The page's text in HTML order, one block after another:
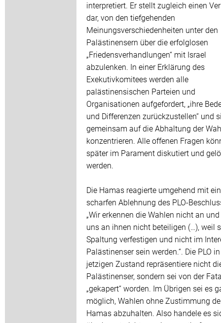
interpretiert. Er stellt zugleich einen
dar, von den tiefgehenden
Meinungsverschiedenheiten unter den
Palästinensern über die erfolglosen
„Friedensverhandlungen“ mit Israel
abzulenken. In einer Erklärung des
Exekutivkomitees werden alle
palästinensischen Parteien und
Organisationen aufgefordert, „ihre
und Differenzen zurückzustellen“ und
gemeinsam auf die Abhaltung der
konzentrieren. Alle offenen Fragen
später im Parament diskutiert und
werden.
Die Hamas reagierte umgehend mit
scharfen Ablehnung des PLO-
„Wir erkennen die Wahlen nicht an
uns an ihnen nicht beteiligen (…), weil
Spaltung verfestigen und nicht im
Palästinenser sein werden.“. Die PLO
jetzigen Zustand repräsentiere nicht
Palästinenser, sondern sei von der
„gekapert“ worden. Im Übrigen sei es
möglich, Wahlen ohne Zustimmung
Hamas abzuhalten. Also handele es